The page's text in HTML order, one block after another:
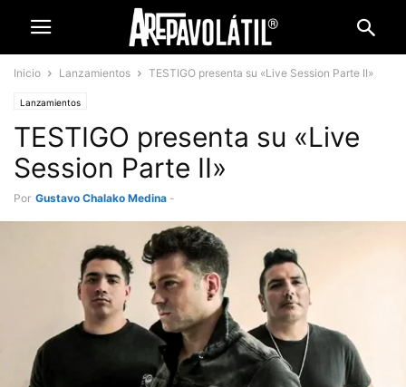
Inicio Lanzamientos TESTIGO presenta su «Live Session Parte II»
Lanzamientos
TESTIGO presenta su «Live
Session Parte II»
Por Gustavo Chalako Medina -